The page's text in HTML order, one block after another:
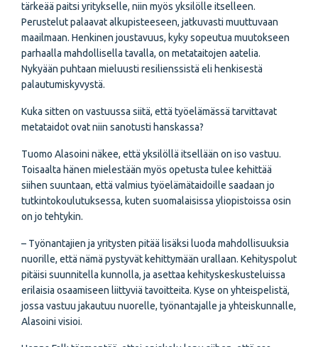
tärkeää paitsi yritykselle, niin myös yksilölle itselleen.
Perustelut palaavat alkupisteeseen, jatkuvasti muuttuvaan
maailmaan. Henkinen joustavuus, kyky sopeutua muutokseen
parhaalla mahdollisella tavalla, on metataitojen aatelia.
Nykyään puhtaan mieluusti resilienssistä eli henkisestä
palautumiskyvystä.
Kuka sitten on vastuussa siitä, että työelämässä tarvittavat
metataidot ovat niin sanotusti hanskassa?
Tuomo Alasoini näkee, että yksilöllä itsellään on iso vastuu.
Toisaalta hänen mielestään myös opetusta tulee kehittää
siihen suuntaan, että valmius työelämätaidoille saadaan jo
tutkintokoulutuksessa, kuten suomalaisissa yliopistoissa osin
on jo tehtykin.
– Työnantajien ja yritysten pitää lisäksi luoda mahdollisuuksia
nuorille, että nämä pystyvät kehittymään urallaan. Kehityspolut
pitäisi suunnitella kunnolla, ja asettaa kehityskeskusteluissa
erilaisia osaamiseen liittyviä tavoitteita. Kyse on yhteispelistä,
jossa vastuu jakautuu nuorelle, työnantajalle ja yhteiskunnalle,
Alasoini visioi.